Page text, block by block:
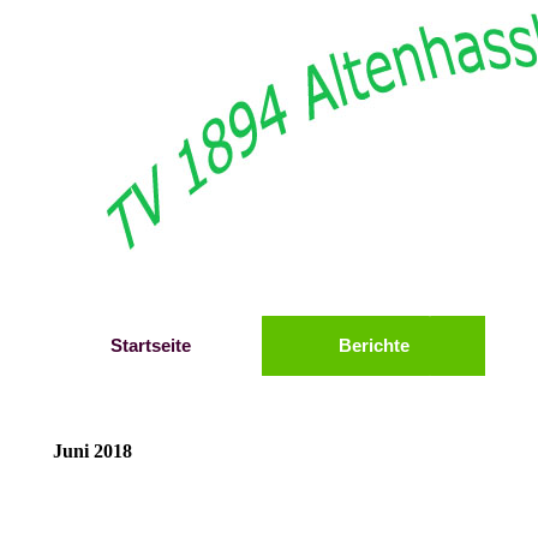
Startseite Berichte
Juni 2018